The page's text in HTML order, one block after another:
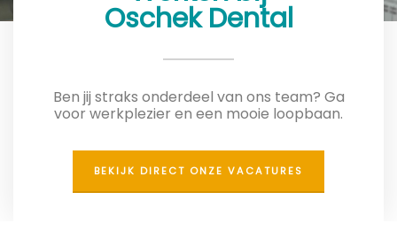
Oschek Dental
Ben jij straks onderdeel van ons team? Ga
voor werkplezier en een mooie loopbaan.
BEKIJK DIRECT ONZE VACATURES